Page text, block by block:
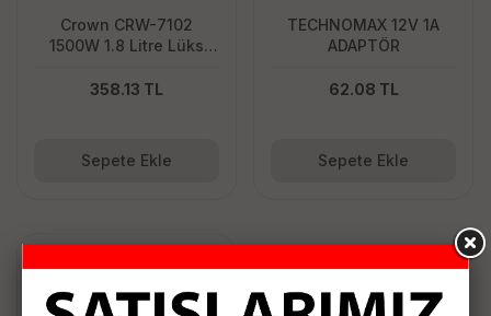
Crown CRW-7102
1500W 1.8 Litre Lüks
İnox
358.13 TL
Sepete Ekle
TECHNOMAX 12V 1A
ADAPTÖR
62.08 TL
Sepete Ekle